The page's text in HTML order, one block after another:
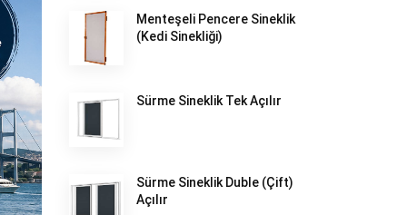
Menteşeli Pencere Sineklik
(Kedi Sinekliği)
Sürme Sineklik Tek Açılır
Sürme Sineklik Duble (Çift)
Açılır